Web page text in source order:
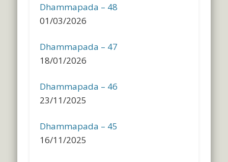
Dhammapada – 48
01/03/2026
Dhammapada – 47
18/01/2026
Dhammapada – 46
23/11/2025
Dhammapada – 45
16/11/2025